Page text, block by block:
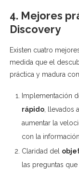
4. Mejores
Discovery
Existen cuatro
medida que el
práctica y madura
Implementación
rápido , llevados
aumentar la
con la
Claridad del
las preguntas